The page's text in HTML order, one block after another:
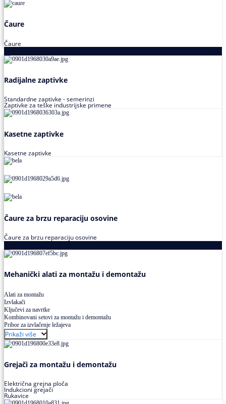
Čaure
Čaure
Radijalne zaptivke
Standardne zaptivke - semerinzi
Zaptivke za teške industrijske primene
Kasetne zaptivke
Kasetne zaptivke
Čaure za brzu reparaciju osovine
Čaure za brzu reparaciju osovine
Mehanički alati za montažu i demontažu
Alati za montažu
Izvlakači
Ključevi za navrtke
Kombinovani setovi za montažu i demontažu
Pribor za izvlačenje ležajeva
Prikaži više
Grejači za montažu i demontažu
Električna grejna ploča
Indukcioni grejači
Rukavice